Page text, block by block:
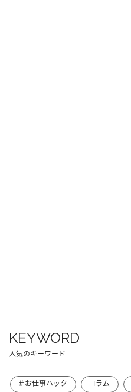
KEYWORD
人気のキーワード
＃お仕事ハック コラム